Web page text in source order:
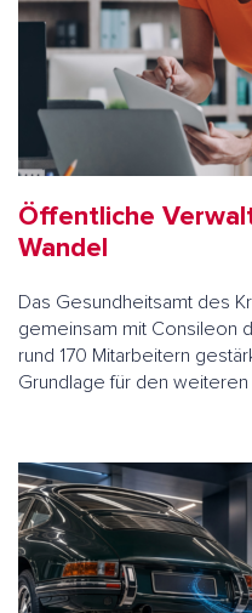
Öffentliche
Wandel
Das Gesundheitsamt des
gemeinsam mit Consileon
rund 170 Mitarbeitern
Grundlage für den